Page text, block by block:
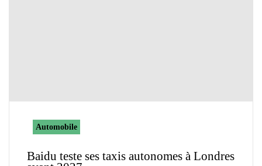
Automobile
Baidu teste ses taxis autonomes à Londres